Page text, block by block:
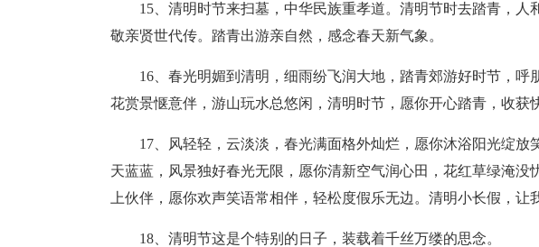
15、清明时节来扫墓，中华民族重孝道。清明节时去踏青，人
敬亲贤世代传。踏青出游亲自然，感念春天新气象。
16、春光明媚到清明，细雨纷飞润大地，踏青郊游好时节，呼
花赏景惬意伴，游山玩水总悠闲，清明时节，愿你开心踏青，收获
17、风轻轻，云淡淡，春光满面格外灿烂，愿你沐浴阳光绽放
天蓝蓝，风景独好春光无限，愿你清新空气润心田，花红草绿淹没
上伙伴，愿你欢声笑语常相伴，轻松度假乐无边。清明小长假，让
18、清明节这是个特别的日子，装载着千丝万缕的思念。